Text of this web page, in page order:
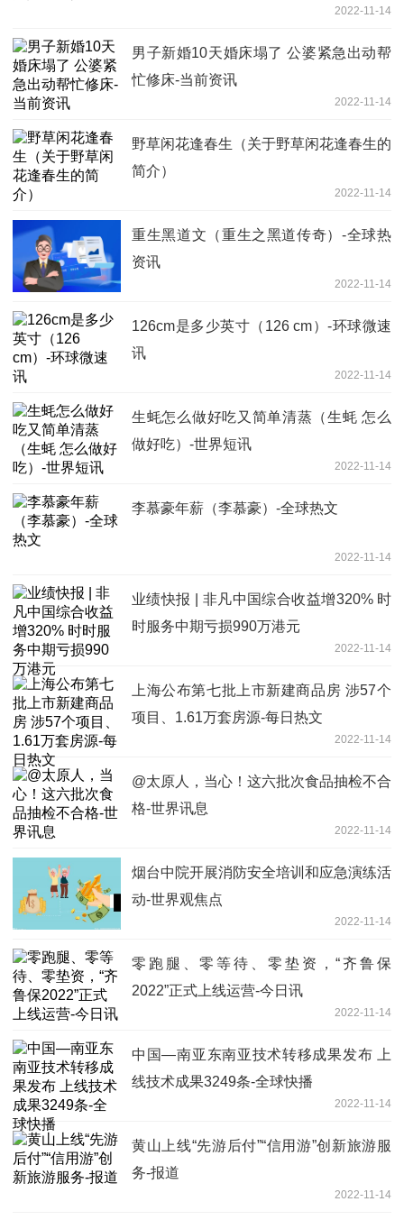
2022-11-14
男子新婚10天婚床塌了 公婆紧急出动帮
忙修床-当前资讯
2022-11-14
野草闲花逢春生（关于野草闲花逢春生的
简介）
2022-11-14
重生黑道文（重生之黑道传奇）-全球热
资讯
2022-11-14
126cm是多少英寸（126 cm）-环球微速
讯
2022-11-14
生蚝怎么做好吃又简单清蒸（生蚝 怎么
做好吃）-世界短讯
2022-11-14
李慕豪年薪（李慕豪）-全球热文
2022-11-14
业绩快报 | 非凡中国综合收益增320% 时
时服务中期亏损990万港元
2022-11-14
上海公布第七批上市新建商品房 涉57个
项目、1.61万套房源-每日热文
2022-11-14
@太原人，当心！这六批次食品抽检不合
格-世界讯息
2022-11-14
烟台中院开展消防安全培训和应急演练活
动-世界观焦点
2022-11-14
零跑腿、零等待、零垫资，“齐鲁保
2022”正式上线运营-今日讯
2022-11-14
中国—南亚东南亚技术转移成果发布 上
线技术成果3249条-全球快播
2022-11-14
黄山上线“先游后付”“信用游”创新旅游服
务-报道
2022-11-14